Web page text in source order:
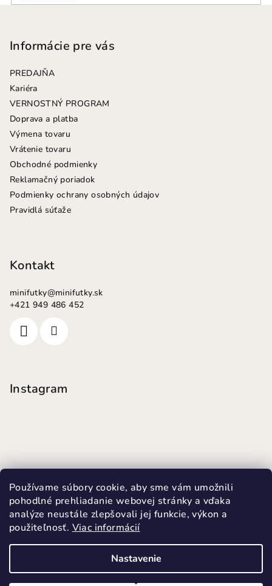
Používame súbory cookie, aby sme vám umožnili
pohodlné prehliadanie webovej stránky a vďaka
analýze neustále zlepšovali jej funkcie, výkon a
použiteľnosť. Viac informácií
Nastavenie
Informácie pre vás
PREDAJŇA
Kariéra
VERNOSTNÝ PROGRAM
Doprava a platba
Výmena tovaru
Vrátenie tovaru
Obchodné podmienky
Reklamačný poriadok
Podmienky ochrany osobných údajov
Pravidlá súťaže
Kontakt
minifutky@minifutky.sk
+421 949 486 452
Instagram
Sledovať na Instagrame